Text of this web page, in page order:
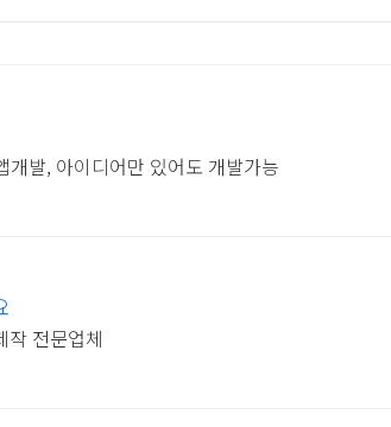
발, 아이디어만 있어도 개발가능
작 전문업체